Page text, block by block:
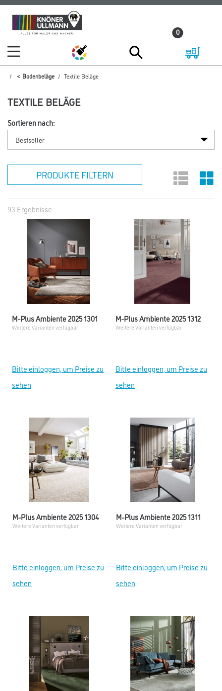
Zum
Inhalt
Zum
Navigationsmenü
0
Bodenbeläge Textile Beläge
TEXTILE BELÄGE
Sortieren nach:
PRODUKTE FILTERN
93 Ergebnisse
M-Plus Ambiente 2025 1301
Weitere Varianten verfügbar
Bitte einloggen, um Preise zu
sehen
M-Plus Ambiente 2025 1312
Weitere Varianten verfügbar
Bitte einloggen, um Preise zu
sehen
M-Plus Ambiente 2025 1304
Weitere Varianten verfügbar
Bitte einloggen, um Preise zu
sehen
M-Plus Ambiente 2025 1311
Weitere Varianten verfügbar
Bitte einloggen, um Preise zu
sehen